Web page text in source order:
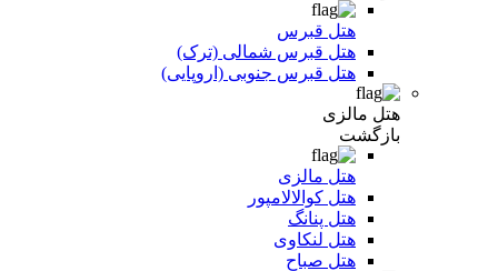
هتل قبرس
هتل قبرس شمالی (ترک)
هتل قبرس جنوبی (اروپایی)
هتل مالزی
بازگشت
هتل مالزی
هتل کوالالامپور
هتل پنانگ
هتل لنکاوی
هتل صباح